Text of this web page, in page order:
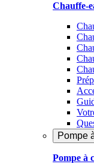
Chauffe-
Pompe
Pompe à